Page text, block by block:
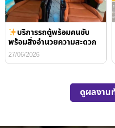
บริการรถตู้พร้อมคนขับ
พร้อมสิ่งอำนวยความสะดวก
27/06/2026
ดูผลงาน